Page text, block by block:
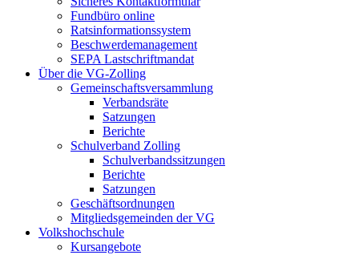
Fundbüro online
Ratsinformationssystem
Beschwerdemanagement
SEPA Lastschriftmandat
Über die VG-Zolling
Gemeinschaftsversammlung
Verbandsräte
Satzungen
Berichte
Schulverband Zolling
Schulverbandssitzungen
Berichte
Satzungen
Geschäftsordnungen
Mitgliedsgemeinden der VG
Volkshochschule
Kursangebote